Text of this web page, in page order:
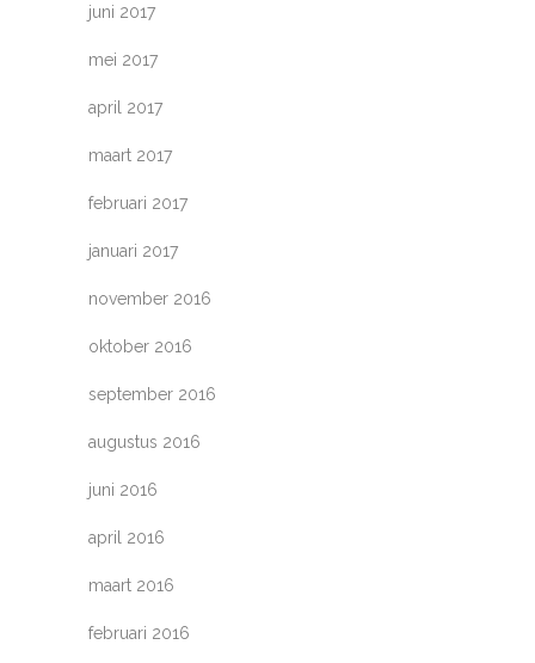
juni 2017
mei 2017
april 2017
maart 2017
februari 2017
januari 2017
november 2016
oktober 2016
september 2016
augustus 2016
juni 2016
april 2016
maart 2016
februari 2016